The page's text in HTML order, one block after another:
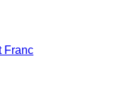
Franc